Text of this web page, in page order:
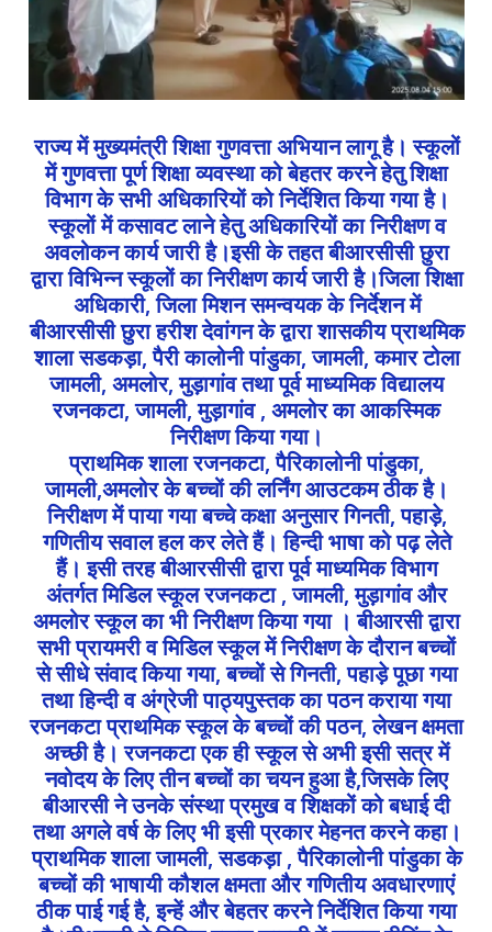
राज्य में मुख्यमंत्री शिक्षा गुणवत्ता अभियान लागू है। स्कूलों
में गुणवत्ता पूर्ण शिक्षा व्यवस्था को बेहतर करने हेतु शिक्षा
विभाग के सभी अधिकारियों को निर्देशित किया गया है।
स्कूलों में कसावट लाने हेतु अधिकारियों का निरीक्षण व
अवलोकन कार्य जारी है।इसी के तहत बीआरसीसी छुरा
द्वारा विभिन्न स्कूलों का निरीक्षण कार्य जारी है।जिला शिक्षा
अधिकारी, जिला मिशन समन्वयक के निर्देशन में
बीआरसीसी छुरा हरीश देवांगन के द्वारा शासकीय प्राथमिक
शाला सडकड़ा, पैरी कालोनी पांडुका, जामली, कमार टोला
जामली, अमलोर, मुड़ागांव तथा पूर्व माध्यमिक विद्यालय
रजनकटा, जामली, मुड़ागांव , अमलोर का आकस्मिक
निरीक्षण किया गया।
प्राथमिक शाला रजनकटा, पैरिकालोनी पांडुका,
जामली,अमलोर के बच्चों की लर्निंग आउटकम ठीक है।
निरीक्षण में पाया गया बच्चे कक्षा अनुसार गिनती, पहाड़े,
गणितीय सवाल हल कर लेते हैं। हिन्दी भाषा को पढ़ लेते
हैं। इसी तरह बीआरसीसी द्वारा पूर्व माध्यमिक विभाग
अंतर्गत मिडिल स्कूल रजनकटा , जामली, मुड़ागांव और
अमलोर स्कूल का भी निरीक्षण किया गया । बीआरसी द्वारा
सभी प्रायमरी व मिडिल स्कूल में निरीक्षण के दौरान बच्चों
से सीधे संवाद किया गया, बच्चों से गिनती, पहाड़े पूछा गया
तथा हिन्दी व अंग्रेजी पाठ्यपुस्तक का पठन कराया गया
रजनकटा प्राथमिक स्कूल के बच्चों की पठन, लेखन क्षमता
अच्छी है। रजनकटा एक ही स्कूल से अभी इसी सत्र में
नवोदय के लिए तीन बच्चों का चयन हुआ है,जिसके लिए
बीआरसी ने उनके संस्था प्रमुख व शिक्षकों को बधाई दी
तथा अगले वर्ष के लिए भी इसी प्रकार मेहनत करने कहा।
प्राथमिक शाला जामली, सडकड़ा , पैरिकालोनी पांडुका के
बच्चों की भाषायी कौशल क्षमता और गणितीय अवधारणाएं
ठीक पाई गई है, इन्हें और बेहतर करने निर्देशित किया गया